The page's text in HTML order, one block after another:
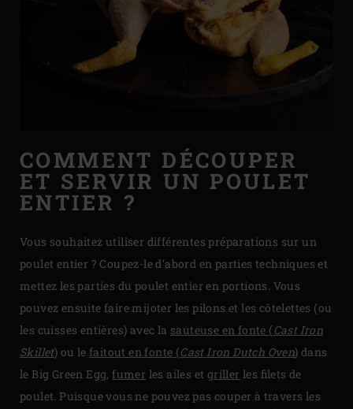
COMMENT DÉCOUPER
ET SERVIR UN POULET
ENTIER ?
Vous souhaitez utiliser différentes préparations sur un
poulet entier ? Coupez-le d’abord en parties techniques et
mettez les parties du poulet entier en portions. Vous
pouvez ensuite faire mijoter les pilons et les côtelettes (ou
les cuisses entières) avec la sauteuse en fonte (Cast Iron
Skillet) ou le faitout en fonte (Cast Iron Dutch Oven) dans
le Big Green Egg, fumer les ailes et griller les filets de
poulet. Puisque vous ne pouvez pas couper à travers les